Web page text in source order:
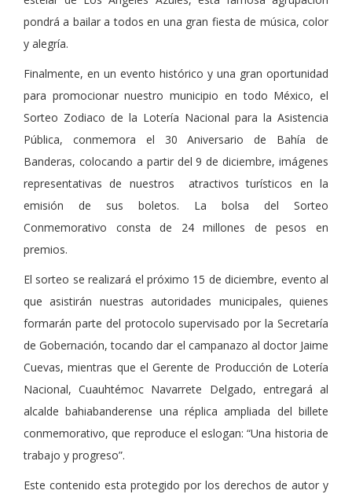
pondrá a bailar a todos en una gran fiesta de música, color
y alegría.
Finalmente, en un evento histórico y una gran oportunidad
para promocionar nuestro municipio en todo México, el
Sorteo Zodiaco de la Lotería Nacional para la Asistencia
Pública, conmemora el 30 Aniversario de Bahía de
Banderas, colocando a partir del 9 de diciembre, imágenes
representativas de nuestros atractivos turísticos en la
emisión de sus boletos. La bolsa del Sorteo
Conmemorativo consta de 24 millones de pesos en
premios.
El sorteo se realizará el próximo 15 de diciembre, evento al
que asistirán nuestras autoridades municipales, quienes
formarán parte del protocolo supervisado por la Secretaría
de Gobernación, tocando dar el campanazo al doctor Jaime
Cuevas, mientras que el Gerente de Producción de Lotería
Nacional, Cuauhtémoc Navarrete Delgado, entregará al
alcalde bahiabanderense una réplica ampliada del billete
conmemorativo, que reproduce el eslogan: “Una historia de
trabajo y progreso”.
Este contenido esta protegido por los derechos de autor y